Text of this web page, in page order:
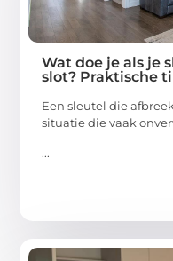
Wat doe je als je
slot? Praktische
Een sleutel die
situatie die vaak
...